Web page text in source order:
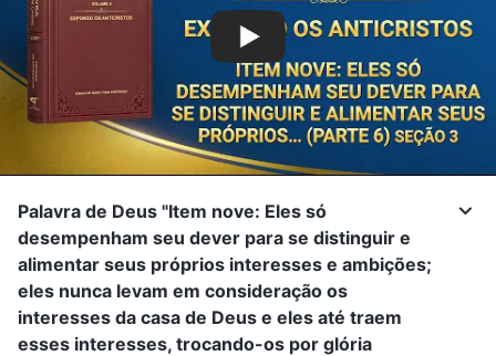
Palavra de Deus "Item nove: Eles só
desempenham seu dever para se distinguir e
alimentar seus próprios interesses e ambições;
eles nunca levam em consideração os
interesses da casa de Deus e eles até traem
esses interesses, trocando-os por glória